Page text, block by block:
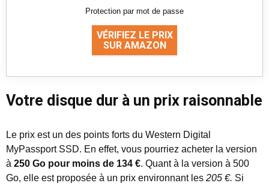
Protection par mot de passe
VÉRIFIEZ LE PRIX
SUR AMAZON
Votre disque dur à un prix raisonnable
Le prix est un des points forts du Western Digital
MyPassport SSD. En effet, vous pourriez acheter la version
à 250 Go pour moins de 134 €. Quant à la version à 500
Go, elle est proposée à un prix environnant les 205 €. Si